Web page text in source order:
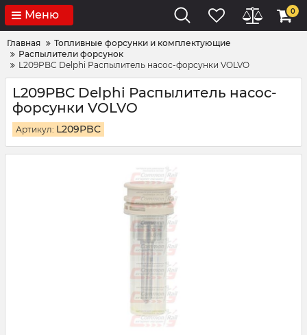
Меню 0
Главная
Топливные форсунки и комплектующие
Распылители форсунок
L209PBC Delphi Распылитель насос-форсунки VOLVO
L209PBC Delphi Распылитель насос-
форсунки VOLVO
Артикул: L209PBC